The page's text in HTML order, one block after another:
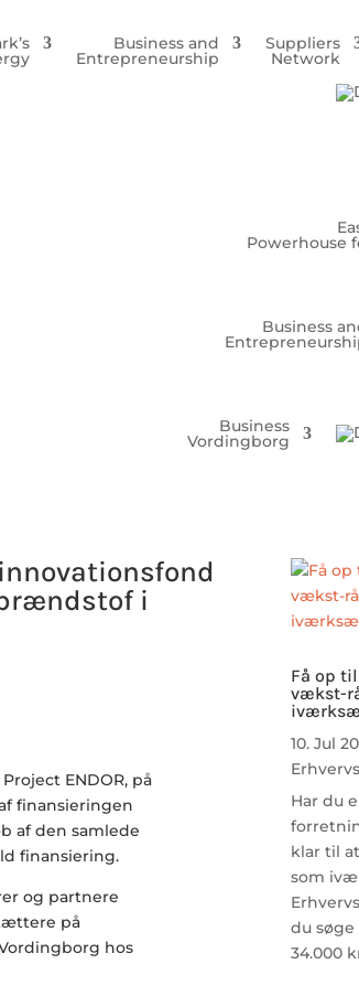
Business and
Entrepreneurship
Suppliers
Network
Powerhouse
Business
Business
Vordingborg
i
ENDOR, på
finansieringen
af den samlede
finansiering.
og partnere
på
hos
Få op
vækst-
10. Jul
Har du
klar til
som
du
34.000